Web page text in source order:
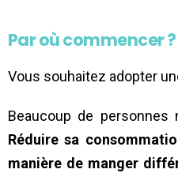
Par où commencer ?
Vous souhaitez adopter
Beaucoup de personnes
Réduire sa
manière de manger